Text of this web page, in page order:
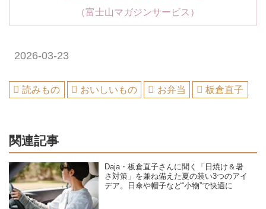
（富士山マガジンサービス）
2026-03-23
読みもの おいしいもの お弁当 板倉直子
関連記事
Daja・板倉直子さんに聞く「日焼け＆暑
さ対策」を兼ね備えた夏の装い3つのアイ
デア。日傘や帽子など“小物”で快適に